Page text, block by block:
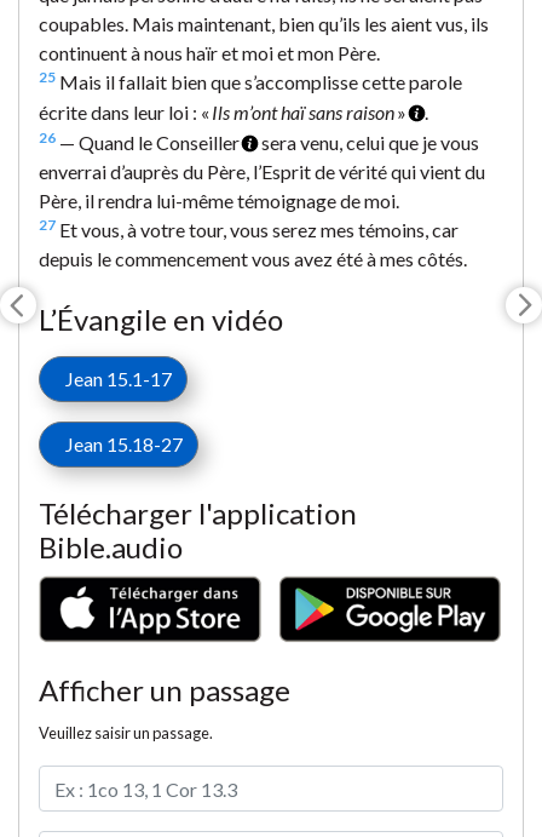
coupables. Mais maintenant, bien qu’ils les aient vus, ils
continuent à nous haïr et moi et mon Père.
25 Mais il fallait bien que s’accomplisse cette parole
écrite dans leur loi : « Ils m’ont haï sans raison» .
26 — Quand le Conseiller
sera venu, celui que je vous
enverrai d’auprès du Père, l’Esprit de vérité qui vient du
Père, il rendra lui-même témoignage de moi.
27 Et vous, à votre tour, vous serez mes témoins, car
depuis le commencement vous avez été à mes côtés.
L’Évangile en vidéo
Jean 15.1-17
Jean 15.18-27
Télécharger l'application
Bible.audio
Afficher un passage
Veuillez saisir un passage.